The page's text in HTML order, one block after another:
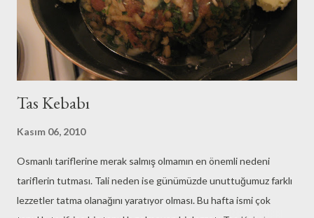
durumlarda anında müdahale olanakları var :) Bu duruma ilişki...
Tas Kebabı
Kasım 06, 2010
Osmanlı tariflerine merak salmış olmamın en önemli nedeni
tariflerin tutması. Tali neden ise günümüzde unuttuğumuz farklı
lezzetler tatma olanağını yaratıyor olması. Bu hafta ismi çok